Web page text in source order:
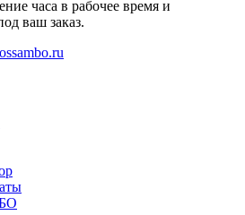
часа в рабочее время и
ваш заказ.